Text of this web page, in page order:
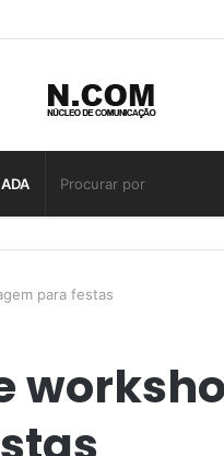
para festas